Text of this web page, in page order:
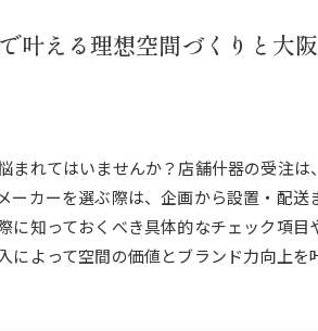
叶える理想空間づくりと大
まれてはいませんか？店舗什器の受注
ーカーを選ぶ際は、企画から設置・配
に知っておくべき具体的なチェック項
によって空間の価値とブランド力向上を